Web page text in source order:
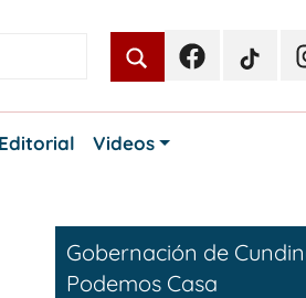
FacebookTikTok
Editorial Videos
Gobernación de
Podemos Casa